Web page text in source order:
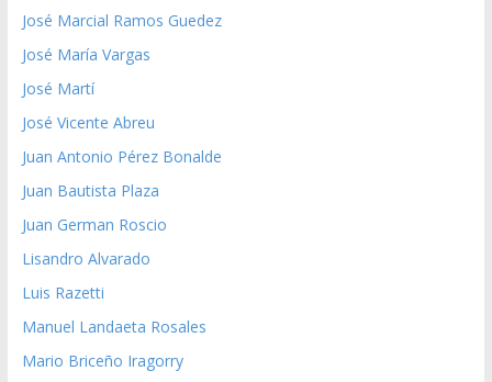
José Marcial Ramos Guedez
José María Vargas
José Martí
José Vicente Abreu
Juan Antonio Pérez Bonalde
Juan Bautista Plaza
Juan German Roscio
Lisandro Alvarado
Luis Razetti
Manuel Landaeta Rosales
Mario Briceño Iragorry